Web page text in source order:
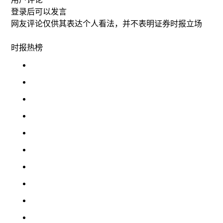
登录后可以发言
网友评论仅供其表达个人看法，并不表明证券时报立场
时报热榜